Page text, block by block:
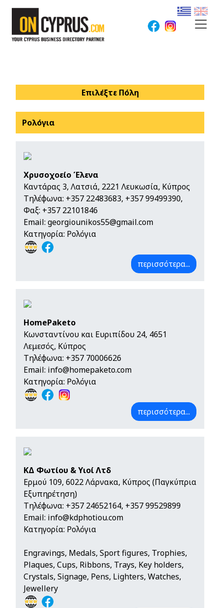
Επιλέξτε Πόλη
Ρολόγια
Χρυσοχοείο Έλενα
Καντάρας 3, Λατσιά, 2221 Λευκωσία, Κύπρος
Τηλέφωνα: +357 22483683, +357 99499390,
Φαξ: +357 22101846
Email: georgiounikos55@gmail.com
Κατηγορία: Ρολόγια
περισσότερα...
HomePaketo
Κωνσταντίνου και Ευριπίδου 24, 4651
Λεμεσός, Κύπρος
Τηλέφωνα: +357 70006626
Email: info@homepaketo.com
Κατηγορία: Ρολόγια
περισσότερα...
ΚΔ Φωτίου & Υιοί Λτδ
Ερμού 109, 6022 Λάρνακα, Κύπρος (Παγκύπρια
Εξυπηρέτηση)
Τηλέφωνα: +357 24652164, +357 99529899
Email: info@kdphotiou.com
Κατηγορία: Ρολόγια
Engravings, Medals, Sport figures, Trophies,
Plaques, Cups, Ribbons, Trays, Key holders,
Crystals, Signage, Pens, Lighters, Watches,
Jewellery